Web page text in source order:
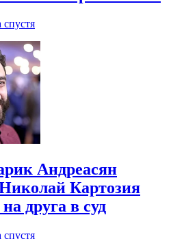
спустя
Андреасян
Картозия
друга в суд
спустя